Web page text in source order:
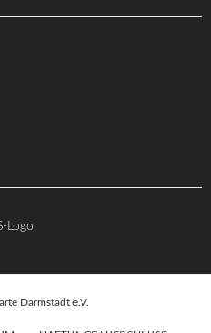
Darmstadt e.V.